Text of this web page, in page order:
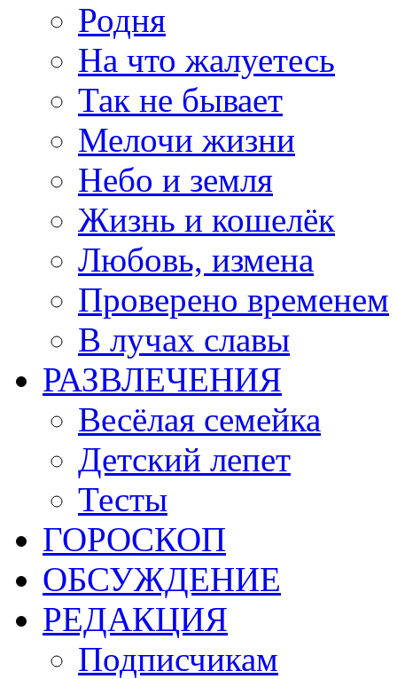
Родня
На что жалуетесь
Так не бывает
Мелочи жизни
Небо и земля
Жизнь и кошелёк
Любовь, измена
Проверено временем
В лучах славы
РАЗВЛЕЧЕНИЯ
Весёлая семейка
Детский лепет
Тесты
ГОРОСКОП
ОБСУЖДЕНИЕ
РЕДАКЦИЯ
Подписчикам